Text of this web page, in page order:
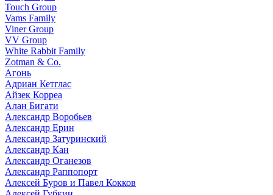
Touch Group
Vams Family
Viner Group
VV Group
White Rabbit Family
Zotman & Co.
Агонь
Адриан Кетглас
Айзек Корреа
Алан Бигати
Александр Воробьев
Александр Ерин
Александр Затуринский
Александр Кан
Александр Оганезов
Александр Раппопорт
Алексей Буров и Павел Кокков